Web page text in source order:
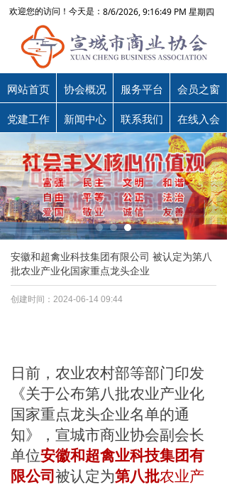
8/6/2026, 9:16:49 PM 星期四
欢迎您的访问！今天是：
网站首页 协会概况 服务平台 会员之窗
党建工作 新闻中心 联系我们 在线入会
创建时间： 2024-06-14 09:44
日前 ， 农业农村部等部门印发
《关于公布第八批农业产业化
国家重点龙头企业名单的通
知》
，宣城市商业协会副会长
单位安徽和超禽业科技集团有
限公司 被认定为第八批农业产
安徽和超禽业科技集团有限公司 被认定为第八
批农业产业化国家重点龙头企业